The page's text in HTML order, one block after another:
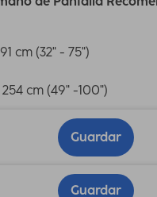
cm (32" - 75")
254 cm (49" -100")
Guardar
Guardar